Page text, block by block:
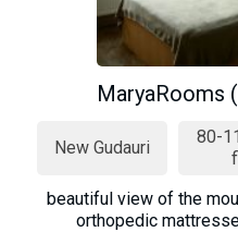
MaryaRooms
New Gudauri
80-
beautiful view of the
orthopedic